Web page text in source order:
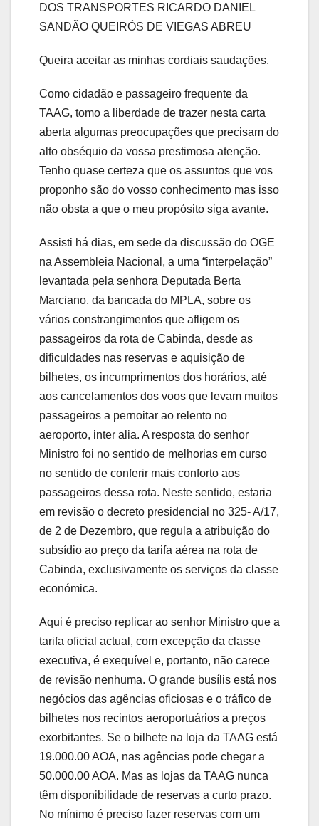
DOS TRANSPORTES RICARDO DANIEL
SANDÃO QUEIRÓS DE VIEGAS ABREU
Queira aceitar as minhas cordiais saudações.
Como cidadão e passageiro frequente da
TAAG, tomo a liberdade de trazer nesta carta
aberta algumas preocupações que precisam do
alto obséquio da vossa prestimosa atenção.
Tenho quase certeza que os assuntos que vos
proponho são do vosso conhecimento mas isso
não obsta a que o meu propósito siga avante.
Assisti há dias, em sede da discussão do OGE
na Assembleia Nacional, a uma “interpelação”
levantada pela senhora Deputada Berta
Marciano, da bancada do MPLA, sobre os
vários constrangimentos que afligem os
passageiros da rota de Cabinda, desde as
dificuldades nas reservas e aquisição de
bilhetes, os incumprimentos dos horários, até
aos cancelamentos dos voos que levam muitos
passageiros a pernoitar ao relento no
aeroporto, inter alia. A resposta do senhor
Ministro foi no sentido de melhorias em curso
no sentido de conferir mais conforto aos
passageiros dessa rota. Neste sentido, estaria
em revisão o decreto presidencial no 325- A/17,
de 2 de Dezembro, que regula a atribuição do
subsídio ao preço da tarifa aérea na rota de
Cabinda, exclusivamente os serviços da classe
económica.
Aqui é preciso replicar ao senhor Ministro que a
tarifa oficial actual, com excepção da classe
executiva, é exequível e, portanto, não carece
de revisão nenhuma. O grande busílis está nos
negócios das agências oficiosas e o tráfico de
bilhetes nos recintos aeroportuários a preços
exorbitantes. Se o bilhete na loja da TAAG está
19.000.00 AOA, nas agências pode chegar a
50.000.00 AOA. Mas as lojas da TAAG nunca
têm disponibilidade de reservas a curto prazo.
No mínimo é preciso fazer reservas com um